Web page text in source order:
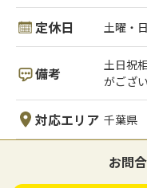
定休日 土曜・
備考
土日祝
がござ
対応エリア 千葉県
お問